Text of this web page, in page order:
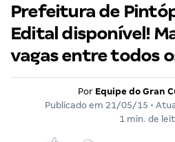
Prefeitura de
Edital disponível!
vagas entre todos
Por Equipe do Gran
Publicado em 21/05/15 •
1 min. de